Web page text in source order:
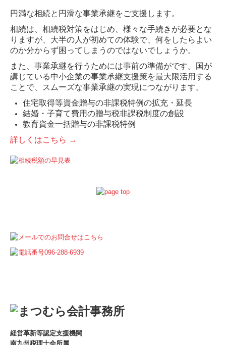
円満な相続と円滑な事業承継をご支援します。
相続は、相続税対策をはじめ、様々な手続きが必要とな
りますが、大半の人が初めての体験で、何をしたらよい
のか分からず困ってしまうのではないでしょうか。
また、事業承継を行うためには事前の準備がです。国が
講じている中小企業の事業承継支援策を最大限活用する
ことで、スムーズな事業承継の実現につながります。
住宅取得等資金贈与の非課税特例の拡充・延長
結婚・子育て費用の贈与税非課税制度の創設
教育資金一括贈与の非課税特例
詳しくはこちら →
経営革新等認定支援機関
南九州税理士会所属